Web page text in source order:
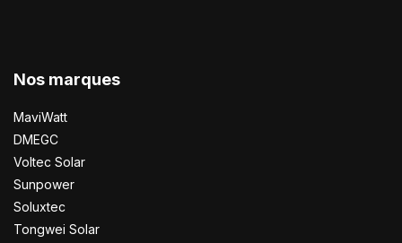
Nos marques
MaviWatt
DMEGC
Voltec Solar
Sunpower
Soluxtec
Tongwei Solar